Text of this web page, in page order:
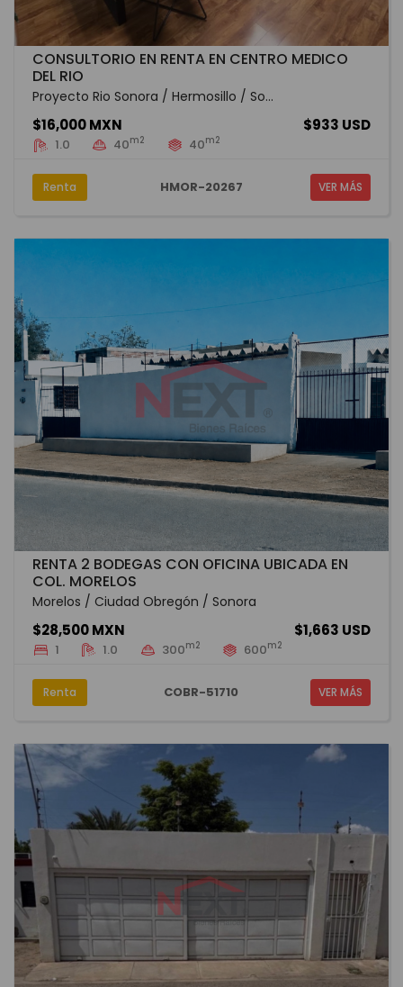
CONSULTORIO EN RENTA EN CENTRO MEDICO
DEL RIO
Proyecto Rio Sonora / Hermosillo / So...
$16,000 MXN $933 USD
1.0 40m2 40m2
Renta HMOR-20267 VER MÁS
RENTA 2 BODEGAS CON OFICINA UBICADA EN
COL. MORELOS
Morelos / Ciudad Obregón / Sonora
$28,500 MXN $1,663 USD
1 1.0 300m2 600m2
Renta COBR-51710 VER MÁS